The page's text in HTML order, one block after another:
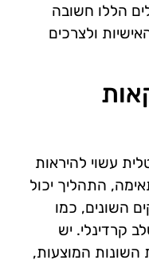
הללו חשובה
ולצרכים
עשוי להיראות
התהליך יכול
השונים, כמו
קרדינלי. יש
השונות המוצעות,